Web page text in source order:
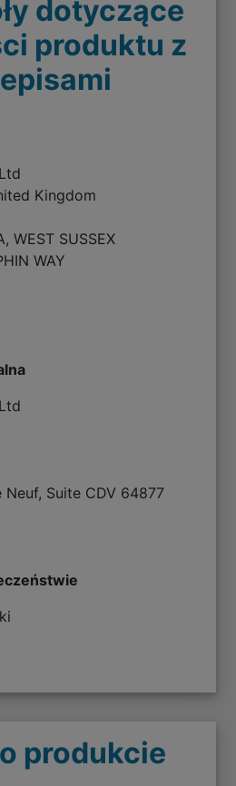
dotyczące
produktu z
Kingdom
WEST SUSSEX
WAY
Suite CDV 64877
produkcie